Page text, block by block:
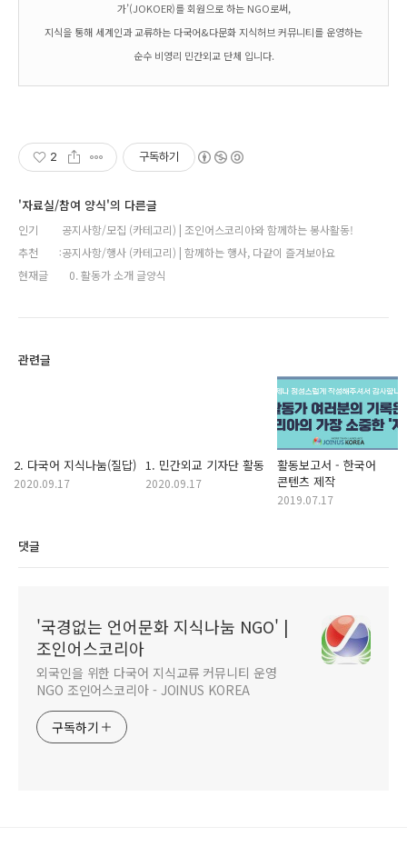
가’(JOKOER)를 회원으로 하는 NGO로써,
지식을 통해 세계인과 교류하는 다국어&다문화 지식허브 커뮤니티를 운영하는
순수 비영리 민간외교 단체 입니다.
2 구독하기
'자료실/참여 양식'의 다른글
인기
공지사항/모집 (카테고리) | 조인어스코리아와 함께하는 봉사활동!
추천
공지사항/행사 (카테고리) | 함께하는 행사, 다같이 즐겨보아요
현재글
0. 활동가 소개 글양식
관련글
2. 다국어 지식나눔(질답)
2020.09.17
1. 민간외교 기자단 활동
2020.09.17
활동보고서 - 한국어
콘텐츠 제작
2019.07.17
댓글
'국경없는 언어문화 지식나눔 NGO' |
조인어스코리아
외국인을 위한 다국어 지식교류 커뮤니티 운영
NGO 조인어스코리아 - JOINUS KOREA
구독하기